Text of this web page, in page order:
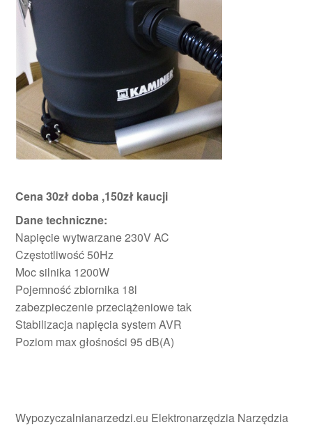
Cena 30zł doba ,150zł kaucji
Dane techniczne:
Napięcie wytwarzane 230V AC
Częstotliwość 50Hz
Moc silnika 1200W
Pojemność zbiornika 18l
zabezpieczenie przeciążeniowe tak
Stabilizacja napięcia system AVR
Poziom max głośności 95 dB(A)
Wypozyczalnianarzedzi.eu Elektronarzędzia Narzędzia